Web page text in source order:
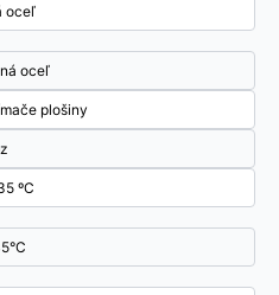
oceľ
oceľ
plošiny
ºC